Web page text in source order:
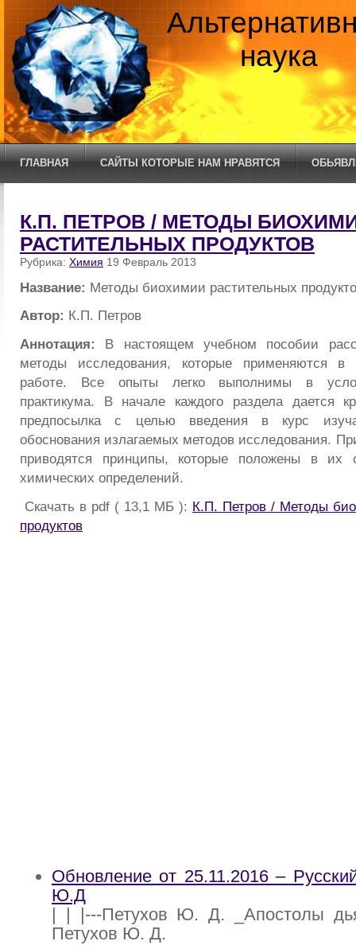
наука
ГЛАВНАЯ САЙТЫ КОТОРЫЕ НАМ НРАВЯТСЯ
К.П. ПЕТРОВ / МЕТОДЫ
РАСТИТЕЛЬНЫХ ПРОДУКТОВ
Рубрика: Химия 19 Февраль 2013
Название: Методы биохимии растительных
Автор: К.П. Петров
Аннотация: В настоящем учебном пособии
методы исследования, которые применяются
работе. Все опыты легко выполнимы в
практикума. В начале каждого раздела дается
предпосылка с целью введения в курс
обоснования излагаемых методов исследования.
приводятся принципы, которые положены в их
химических определений.
Скачать в pdf ( 13,1 МБ ): К.П. Петров / Методы
продуктов
Обновление от 25.11.2016 –
Ю.Д
| | |---Петухов Ю. Д. _Апостолы
Петухов Ю. Д.